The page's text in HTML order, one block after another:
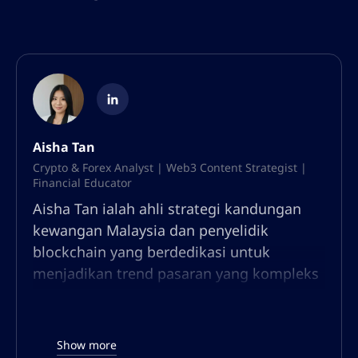
Aisha Tan
Crypto & Forex Analyst | Web3 Content Strategist |
Financial Educator
Aisha Tan ialah ahli strategi kandungan
kewangan Malaysia dan penyelidik
blockchain yang berdedikasi untuk
menjadikan trend pasaran yang kompleks
penulisan fintech, dia telah menghabiskan
Show more